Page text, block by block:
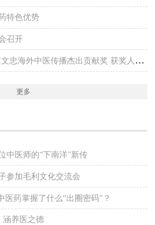
特色优势
召开
2024年世界传统医药论坛-李文忠海外中医传播杰出贡献奖 获奖人员公示
更多
中医师的“下南洋”新传
参加毛利文化交流会
医药掌握了什么“出圈密码”？
涵养医之德